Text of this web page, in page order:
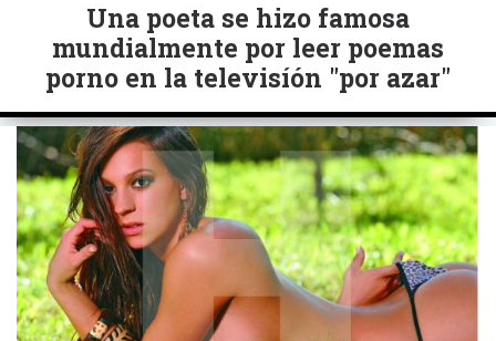
Una poeta se hizo famosa
mundialmente por leer poemas
porno en la televisíón "por azar"